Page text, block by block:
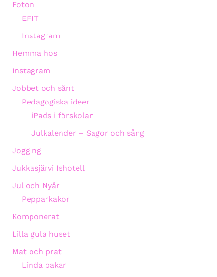
Foton
EFIT
Instagram
Hemma hos
Instagram
Jobbet och sånt
Pedagogiska ideer
iPads i förskolan
Julkalender – Sagor och sång
Jogging
Jukkasjärvi Ishotell
Jul och Nyår
Pepparkakor
Komponerat
Lilla gula huset
Mat och prat
Linda bakar